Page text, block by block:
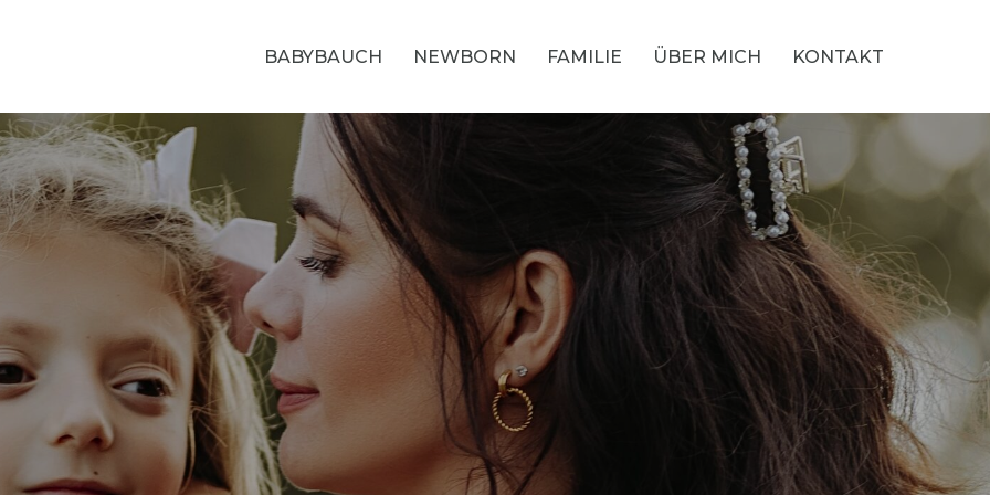
BABYBAUCH NEWBORN FAMILIE ÜBER MICH KONTAKT